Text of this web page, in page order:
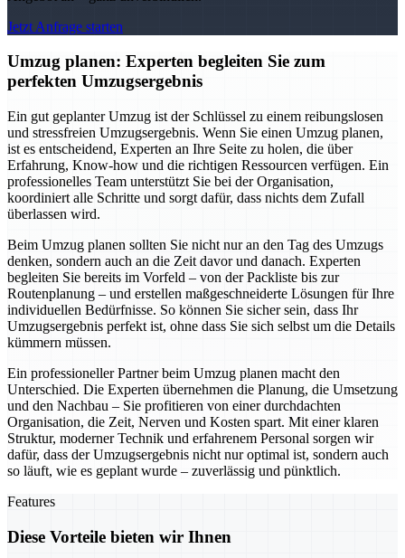
Jetzt Anfrage starten
Umzug planen: Experten begleiten Sie zum
perfekten Umzugsergebnis
Ein gut geplanter Umzug ist der Schlüssel zu einem reibungslosen
und stressfreien Umzugsergebnis. Wenn Sie einen Umzug planen,
ist es entscheidend, Experten an Ihre Seite zu holen, die über
Erfahrung, Know-how und die richtigen Ressourcen verfügen. Ein
professionelles Team unterstützt Sie bei der Organisation,
koordiniert alle Schritte und sorgt dafür, dass nichts dem Zufall
überlassen wird.
Beim Umzug planen sollten Sie nicht nur an den Tag des Umzugs
denken, sondern auch an die Zeit davor und danach. Experten
begleiten Sie bereits im Vorfeld – von der Packliste bis zur
Routenplanung – und erstellen maßgeschneiderte Lösungen für Ihre
individuellen Bedürfnisse. So können Sie sicher sein, dass Ihr
Umzugsergebnis perfekt ist, ohne dass Sie sich selbst um die Details
kümmern müssen.
Ein professioneller Partner beim Umzug planen macht den
Unterschied. Die Experten übernehmen die Planung, die Umsetzung
und den Nachbau – Sie profitieren von einer durchdachten
Organisation, die Zeit, Nerven und Kosten spart. Mit einer klaren
Struktur, moderner Technik und erfahrenem Personal sorgen wir
dafür, dass der Umzugsergebnis nicht nur optimal ist, sondern auch
so läuft, wie es geplant wurde – zuverlässig und pünktlich.
Features
Diese Vorteile bieten wir Ihnen